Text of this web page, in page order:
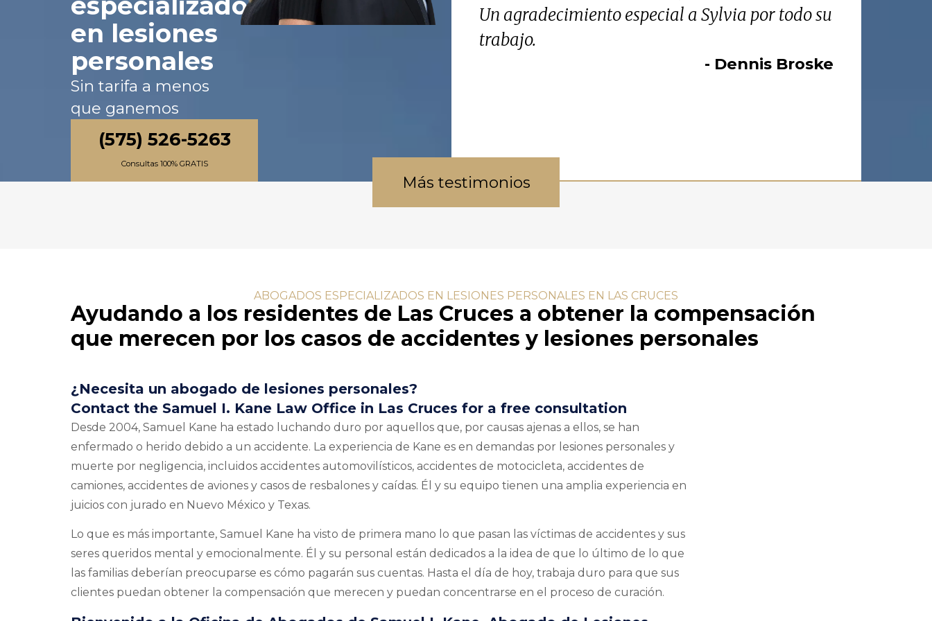
en lesiones
personales
Sin tarifa a menos
que ganemos
(575) 526-5263
Consultas 100% GRATIS
Un agradecimiento especial a Sylvia por todo su
trabajo.
- Dennis Broske
Más testimonios
ABOGADOS ESPECIALIZADOS EN LESIONES PERSONALES EN LAS CRUCES
Ayudando a los residentes de Las Cruces a obtener la compensación
que merecen por los casos de accidentes y lesiones personales
¿Necesita un abogado de lesiones personales?
Contact the Samuel I. Kane Law Office in Las Cruces for a free consultation
Desde 2004, Samuel Kane ha estado luchando duro por aquellos que, por causas ajenas a ellos, se han
enfermado o herido debido a un accidente. La experiencia de Kane es en demandas por lesiones personales y
muerte por negligencia, incluidos accidentes automovilísticos, accidentes de motocicleta, accidentes de
camiones, accidentes de aviones y casos de resbalones y caídas. Él y su equipo tienen una amplia experiencia en
juicios con jurado en Nuevo México y Texas.
Lo que es más importante, Samuel Kane ha visto de primera mano lo que pasan las víctimas de accidentes y sus
seres queridos mental y emocionalmente. Él y su personal están dedicados a la idea de que lo último de lo que
las familias deberían preocuparse es cómo pagarán sus cuentas. Hasta el día de hoy, trabaja duro para que sus
clientes puedan obtener la compensación que merecen y puedan concentrarse en el proceso de curación.